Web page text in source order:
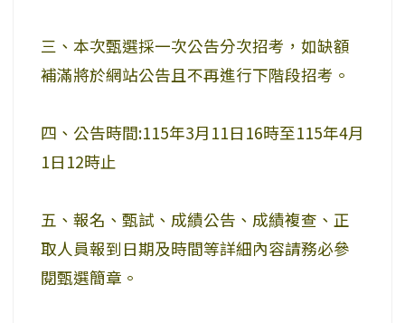
三、本次甄選採一次公告分次招考，如缺額
補滿將於網站公告且不再進行下階段招考。
四、公告時間:115年3月11日16時至115年4月
1日12時止
五、報名、甄試、成績公告、成績複查、正
取人員報到日期及時間等詳細內容請務必參
閱甄選簡章。